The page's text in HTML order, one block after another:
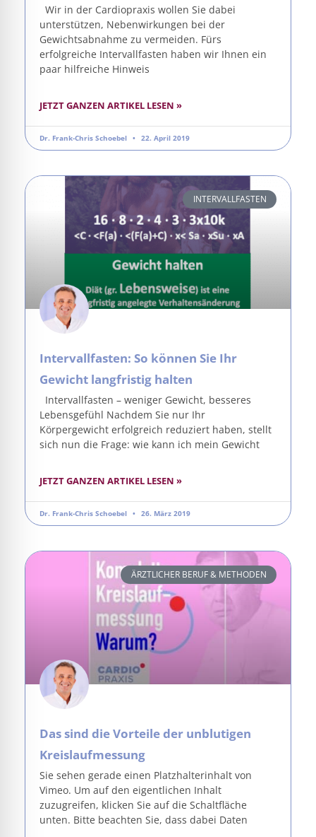
Wir in der Cardiopraxis wollen Sie dabei
unterstützen, Nebenwirkungen bei der
Gewichtsabnahme zu vermeiden. Fürs
erfolgreiche Intervallfasten haben wir Ihnen ein
paar hilfreiche Hinweis
JETZT GANZEN ARTIKEL LESEN »
Dr. Frank-Chris Schoebel 22. April 2019
INTERVALLFASTEN
Intervallfasten: So können Sie Ihr
Gewicht langfristig halten
Intervallfasten – weniger Gewicht, besseres
Lebensgefühl Nachdem Sie nur Ihr
Körpergewicht erfolgreich reduziert haben, stellt
sich nun die Frage: wie kann ich mein Gewicht
JETZT GANZEN ARTIKEL LESEN »
Dr. Frank-Chris Schoebel 26. März 2019
ÄRZTLICHER BERUF & METHODEN
Das sind die Vorteile der unblutigen
Kreislaufmessung
Sie sehen gerade einen Platzhalterinhalt von
Vimeo. Um auf den eigentlichen Inhalt
zuzugreifen, klicken Sie auf die Schaltfläche
unten. Bitte beachten Sie, dass dabei Daten